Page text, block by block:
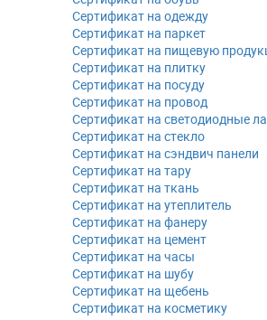
Сертификат на одежду
Сертификат на паркет
Сертификат на пищевую
Сертификат на плитку
Сертификат на посуду
Сертификат на провод
Сертификат на светодиодные
Сертификат на стекло
Сертификат на сэндвич панели
Сертификат на тару
Сертификат на ткань
Сертификат на утеплитель
Сертификат на фанеру
Сертификат на цемент
Сертификат на часы
Сертификат на шубу
Сертификат на щебень
Сертификат на косметику